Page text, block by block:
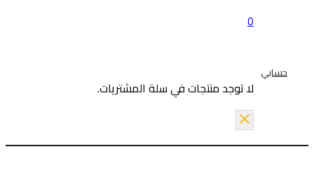
حسابي
لا توجد منتجات في سلة المشتريات.